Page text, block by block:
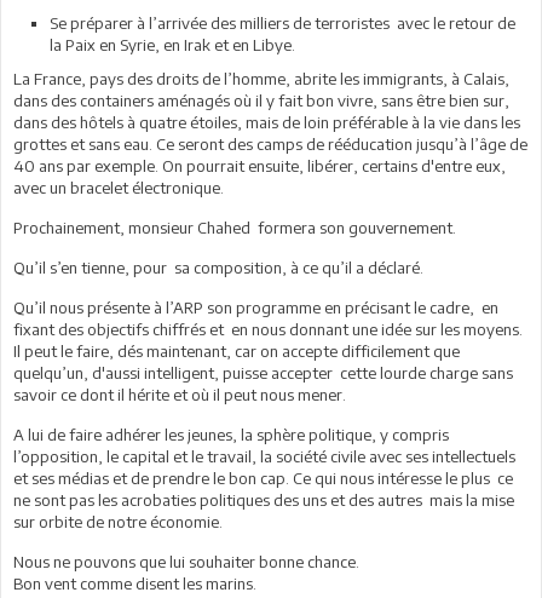
Se préparer à l’arrivée des milliers de terroristes avec le retour de
la Paix en Syrie, en Irak et en Libye.
La France, pays des droits de l’homme, abrite les immigrants, à Calais,
dans des containers aménagés où il y fait bon vivre, sans être bien sur,
dans des hôtels à quatre étoiles, mais de loin préférable à la vie dans les
grottes et sans eau. Ce seront des camps de rééducation jusqu’à l’âge de
40 ans par exemple. On pourrait ensuite, libérer, certains d'entre eux,
avec un bracelet électronique.
Prochainement, monsieur Chahed formera son gouvernement.
Qu’il s’en tienne, pour sa composition, à ce qu’il a déclaré.
Qu’il nous présente à l’ARP son programme en précisant le cadre, en
fixant des objectifs chiffrés et en nous donnant une idée sur les moyens.
Il peut le faire, dés maintenant, car on accepte difficilement que
quelqu’un, d'aussi intelligent, puisse accepter cette lourde charge sans
savoir ce dont il hérite et où il peut nous mener.
A lui de faire adhérer les jeunes, la sphère politique, y compris
l’opposition, le capital et le travail, la société civile avec ses intellectuels
et ses médias et de prendre le bon cap. Ce qui nous intéresse le plus ce
ne sont pas les acrobaties politiques des uns et des autres mais la mise
sur orbite de notre économie.
Nous ne pouvons que lui souhaiter bonne chance.
Bon vent comme disent les marins.